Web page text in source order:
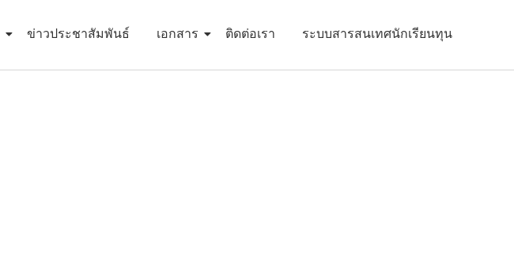
ข่าวประชาสัมพันธ์ เอกสาร ติดต่อเรา ระบบสารสนเทศนักเรียนทุน